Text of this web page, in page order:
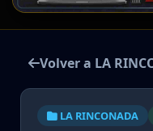
Volver a LA
LA RINCONADA